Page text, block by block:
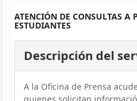
ATENCIÓN DE CONSULTAS A
ESTUDIANTES
Descripción del
A la Oficina de Prensa